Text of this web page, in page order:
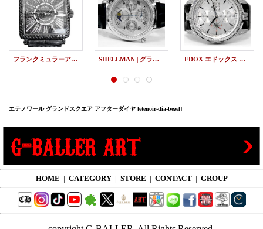
フランクミュラーアフターダイヤ マスタースクエア ブラックダイヤ 6002QZ SHELLMAN | グランドコンプリケーション クラシック アフターダイヤ EDOX エドックス アフターダイヤ グランドオーシャン クロノグラフ シルバー 01121
エテノワール グランドスクエア アフターダイヤ [etenoir-dia-bezel]
HOME | CATEGORY | STORE | CONTACT | GROUP